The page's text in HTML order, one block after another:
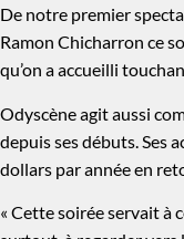
De notre premier
Ramon Chicharron ce
qu’on a accueilli
Odyscène agit aussi
depuis ses débuts. Ses
dollars par année en
« Cette soirée servait à